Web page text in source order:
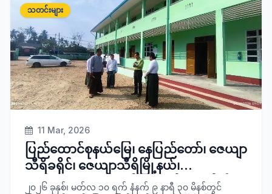
တာဝန်ရှိသူများနှင့်အတူ ကွင်းဆင်းစစ်ဆေးခဲ့ကြောင်း
သတင်းရရှိပါသည်။
သတင်းများ
11 Mar, 2026
ပြည်ထောင်စုနယ်မြေ၊ နေပြည်တော်၊ ဇေယျာ
သီရိခရိုင်၊ ဇေယျာသီရိမြို့နယ်၊
အထက(ကျောက်ချက်) စာသင်ကျောင်း၌
၂၀၂၆ ခုနှစ်၊ မတ်လ ၁၀ ရက် နံနက် ၉ နာရီ ၃၀ မိနစ်တွင်